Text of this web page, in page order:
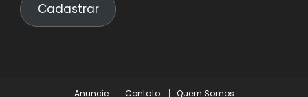
Cadastrar
Anuncie Contato Quem Somos